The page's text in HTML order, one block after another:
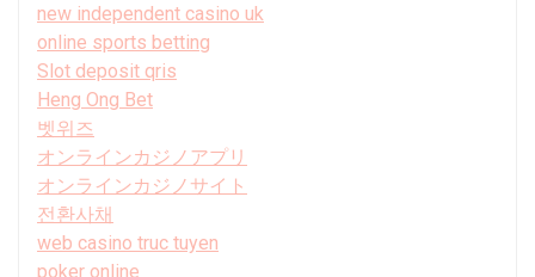
new independent casino uk
online sports betting
Slot deposit qris
Heng Ong Bet
벳위즈
オンラインカジノアプリ
オンラインカジノサイト
전환사채
web casino truc tuyen
poker online